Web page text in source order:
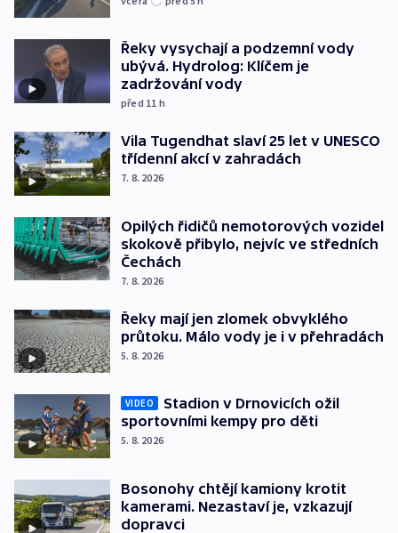
Řeky vysychají a podzemní vody
ubývá. Hydrolog: Klíčem je
zadržování vody
před 11 h
Vila Tugendhat slaví 25 let v UNESCO
třídenní akcí v zahradách
7. 8. 2026
Opilých řidičů nemotorových vozidel
skokově přibylo, nejvíc ve středních
Čechách
7. 8. 2026
Řeky mají jen zlomek obvyklého
průtoku. Málo vody je i v přehradách
5. 8. 2026
VIDEO
Stadion v Drnovicích ožil
sportovními kempy pro děti
5. 8. 2026
Bosonohy chtějí kamiony krotit
kamerami. Nezastaví je, vzkazují
dopravci